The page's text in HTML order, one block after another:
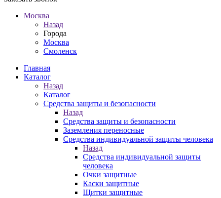
Москва
Назад
Города
Москва
Смоленск
Главная
Каталог
Назад
Каталог
Средства защиты и безопасности
Назад
Средства защиты и безопасности
Заземления переносные
Средства индивидуальной защиты человека
Назад
Средства индивидуальной защиты
человека
Очки защитные
Каски защитные
Щитки защитные